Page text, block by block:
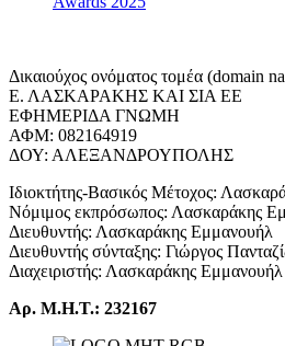
Δικαιούχος ονόματος τομέα (domain
Ε. ΛΑΣΚΑΡΑΚΗΣ ΚΑΙ ΣΙΑ ΕΕ
ΕΦΗΜΕΡΙΔΑ ΓΝΩΜΗ
ΑΦΜ: 082164919
ΔΟΥ: ΑΛΕΞΑΝΔΡΟΥΠΟΛΗΣ
Ιδιοκτήτης-Βασικός Μέτοχος:
Νόμιμος εκπρόσωπος: Λασκαράκης
Διευθυντής: Λασκαράκης Εμμανουήλ
Διευθυντής σύνταξης: Γιώργος
Διαχειριστής: Λασκαράκης Εμμανουήλ
Αρ. Μ.Η.Τ.: 232167